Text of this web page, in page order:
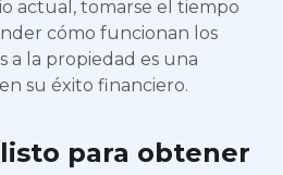
actual, tomarse el tiempo
cómo funcionan los
a la propiedad es una
su éxito financiero.
para obtener